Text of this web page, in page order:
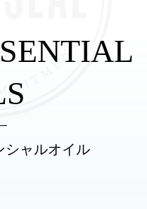
シャルオイル